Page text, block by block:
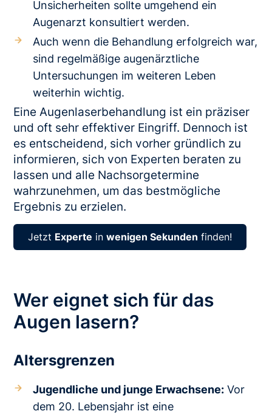
Unsicherheiten sollte umgehend ein
Augenarzt konsultiert werden.
Auch wenn die Behandlung erfolgreich war,
sind regelmäßige augenärztliche
Untersuchungen im weiteren Leben
weiterhin wichtig.
Eine Augenlaserbehandlung ist ein präziser
und oft sehr effektiver Eingriff. Dennoch ist
es entscheidend, sich vorher gründlich zu
informieren, sich von Experten beraten zu
lassen und alle Nachsorgetermine
wahrzunehmen, um das bestmögliche
Ergebnis zu erzielen.
Jetzt Experte inwenigen Sekunden finden!
Wer eignet sich für das
Augen lasern?
Altersgrenzen
Jugendliche und junge Erwachsene: Vor
dem 20. Lebensjahr ist eine